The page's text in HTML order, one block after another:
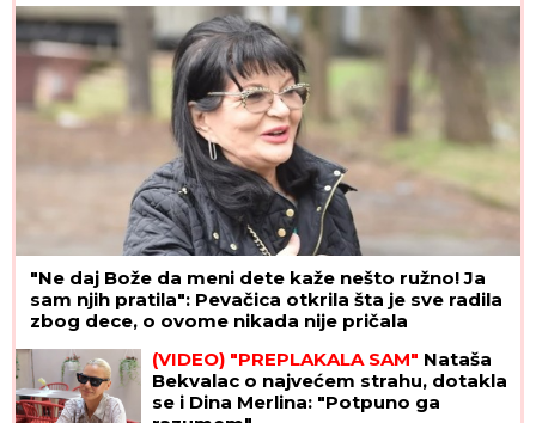
"Ne daj Bože da meni dete kaže nešto ružno! Ja
sam njih pratila": Pevačica otkrila šta je sve radila
zbog dece, o ovome nikada nije pričala
(VIDEO) "PREPLAKALA SAM" Nataša
Bekvalac o najvećem strahu, dotakla
se i Dina Merlina: "Potpuno ga